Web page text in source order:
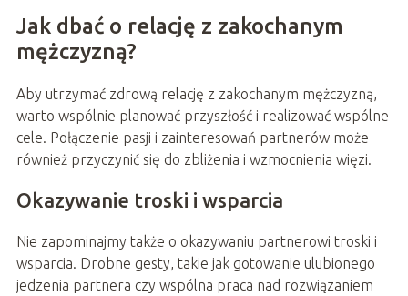
Jak dbać o relację z zakochanym
mężczyzną?
Aby utrzymać zdrową relację z zakochanym mężczyzną,
warto wspólnie planować przyszłość i realizować wspólne
cele. Połączenie pasji i zainteresowań partnerów może
również przyczynić się do zbliżenia i wzmocnienia więzi.
Okazywanie troski i wsparcia
Nie zapominajmy także o okazywaniu partnerowi troski i
wsparcia. Drobne gesty, takie jak gotowanie ulubionego
jedzenia partnera czy wspólna praca nad rozwiązaniem